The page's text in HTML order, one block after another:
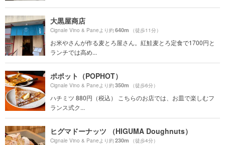
大黒屋商店
Cignale Vino & Paneより約640m （徒歩11分）
お米やさんが作る麦とろ屋さん。紅鮭麦とろ定食で1700円と
ランチでは高め...
ポポット（POPHOT）
Cignale Vino & Paneより約350m （徒歩6分）
ハチミツ 880円（税込） こちらのお店では、お皿で楽しむフ
ランス式ク...
ヒグマドーナッツ （HIGUMA Doughnuts）
Cignale Vino & Paneより約230m （徒歩4分）